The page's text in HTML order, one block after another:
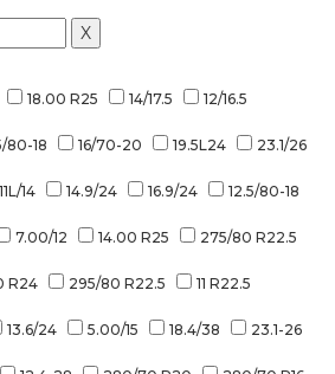
X
18.00 R25 14/17.5 12/16.5
80-18 16/70-20 19.5L24 23.1/26
11L/14 14.9/24 16.9/24 12.5/80-18
7.00/12 14.00 R25 275/80 R22.5
R24 295/80 R22.5 11 R22.5
13.6/24 5.00/15 18.4/38 23.1-26